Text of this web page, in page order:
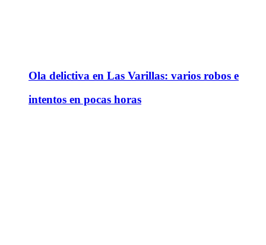
Ola delictiva en Las Varillas: varios robos e
intentos en pocas horas